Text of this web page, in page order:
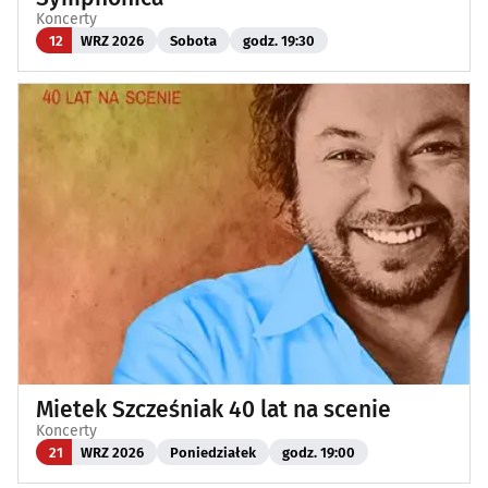
Koncerty
12 WRZ 2026 Sobota godz. 19:30
Mietek Szcześniak 40 lat na scenie
Koncerty
21 WRZ 2026 Poniedziałek godz. 19:00